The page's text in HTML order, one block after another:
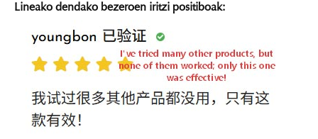
Lineako dendako bezeroen iritzi positiboak: